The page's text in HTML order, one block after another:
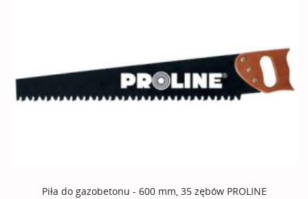
Piła do gazobetonu - 600 mm, 35 zębów PROLINE